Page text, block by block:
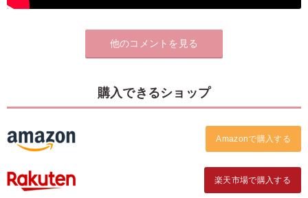
他のコメントを見る
購入できるショップ
Amazonで購入する
楽天市場で購入する